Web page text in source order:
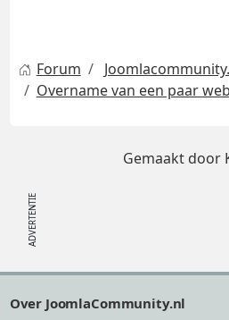
Forum
Overname van een paar
Gemaakt door
Over JoomlaCommunity.nl